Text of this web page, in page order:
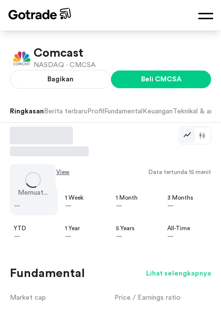
Comcast
NASDAQ · CMCSA
Bagikan Beli CMCSA
Ringkasan Berita terbaru Profil Fundamental Keuangan Teknikal &
Memuat...
Chart by TradingView Data tertunda 15 menit
—
1 Week
—
1 Month
—
3 Months
—
YTD
—
1 Year
—
5 Years
—
All-Time
—
Fundamental Lihat selengkapnya
Market cap Price / Earnings ratio